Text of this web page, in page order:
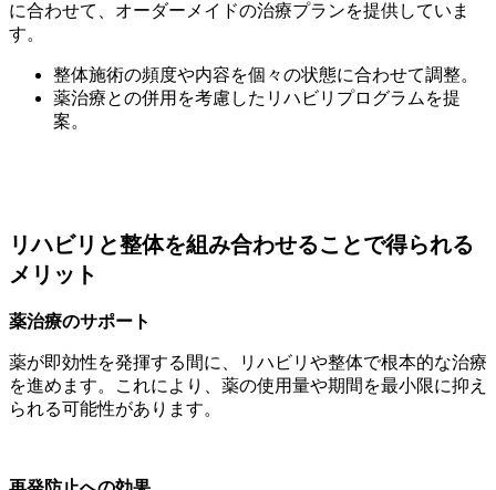
に合わせて、オーダーメイドの治療プランを提供していま
す。
整体施術の頻度や内容を個々の状態に合わせて調整。
薬治療との併用を考慮したリハビリプログラムを提
案。
リハビリと整体を組み合わせることで得られる
メリット
薬治療のサポート
薬が即効性を発揮する間に、リハビリや整体で根本的な治療
を進めます。これにより、薬の使用量や期間を最小限に抑え
られる可能性があります。